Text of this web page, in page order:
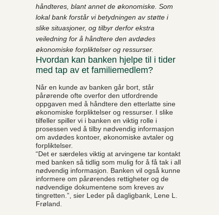
håndteres, blant annet de økonomiske. Som
lokal bank forstår vi betydningen av støtte i
slike situasjoner, og tilbyr derfor ekstra
veiledning for å håndtere den avdødes
økonomiske forpliktelser og ressurser.
Hvordan kan banken hjelpe til i tider
med tap av et familiemedlem?
Når en kunde av banken går bort, står
pårørende ofte overfor den utfordrende
oppgaven med å håndtere den etterlatte sine
økonomiske forpliktelser og ressurser. I slike
tilfeller spiller vi i banken en viktig rolle i
prosessen ved å tilby nødvendig informasjon
om avdødes kontoer, økonomiske avtaler og
forpliktelser.
“Det er særdeles viktig at arvingene tar kontakt
med banken så tidlig som mulig for å få tak i all
nødvendig informasjon. Banken vil også kunne
informere om pårørendes rettigheter og de
nødvendige dokumentene som kreves av
tingretten.”, sier Leder på dagligbank, Lene L.
Frøland.